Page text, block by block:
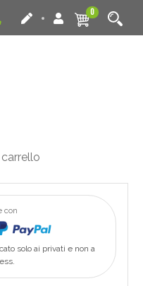
0
con
solo ai privati e non a